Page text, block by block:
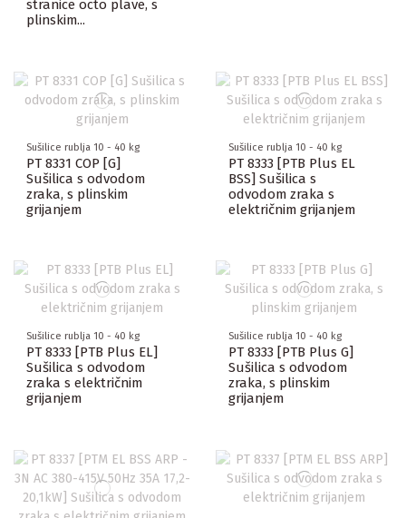
stranice octo plave, s
plinskim...
Sušilice rublja 10 - 40 kg
PT 8331 COP [G]
Sušilica s odvodom
zraka, s plinskim
grijanjem
Sušilice rublja 10 - 40 kg
PT 8333 [PTB Plus EL
BSS] Sušilica s
odvodom zraka s
električnim grijanjem
Sušilice rublja 10 - 40 kg
PT 8333 [PTB Plus EL]
Sušilica s odvodom
zraka s električnim
grijanjem
Sušilice rublja 10 - 40 kg
PT 8333 [PTB Plus G]
Sušilica s odvodom
zraka, s plinskim
grijanjem